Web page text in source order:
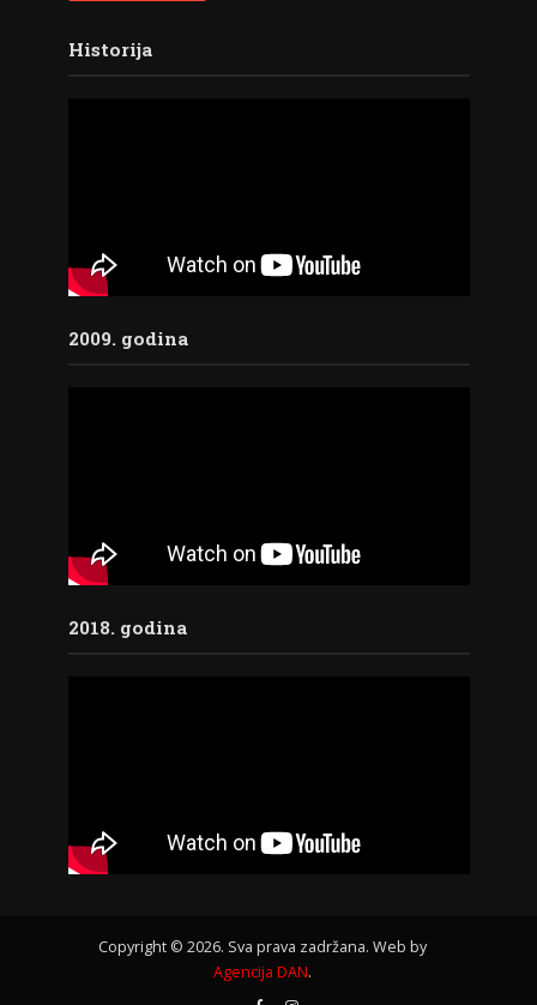
Historija
2009. godina
2018. godina
Copyright © 2026. Sva prava zadržana. Web by
Agencija DAN.